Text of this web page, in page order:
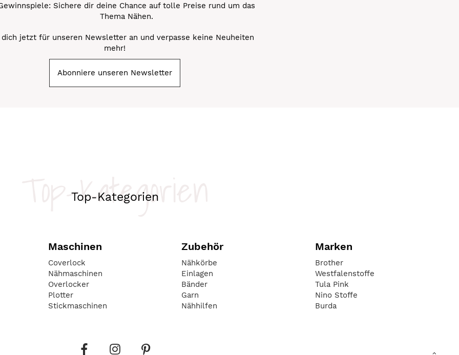
Sichere dir deine Chance auf tolle Preise rund um das
Thema Nähen.
dich jetzt für unseren Newsletter an und verpasse keine Neuheiten
mehr!
Abonniere unseren Newsletter
Top-Kategorien
Top-Kategorien
Maschinen
Coverlock
Nähmaschinen
Overlocker
Plotter
Stickmaschinen
Zubehör
Nähkörbe
Einlagen
Bänder
Garn
Nähhilfen
Marken
Brother
Westfalenstoffe
Tula Pink
Nino Stoffe
Burda